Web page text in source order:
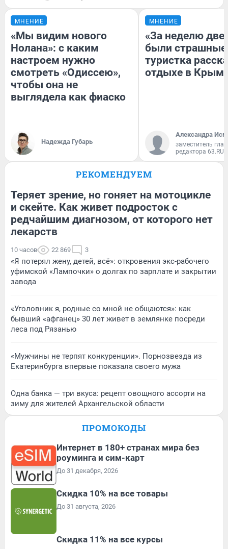
МНЕНИЕ
«Мы видим нового
Нолана»: с каким
настроем нужно
смотреть «Одиссею»,
чтобы она не
выглядела как фиаско
Надежда Губарь
МНЕНИЕ
«За неделю две
были
туристка
отдыхе в
Александра
заместитель
редактора 63.RU
РЕКОМЕНДУЕМ
Теряет зрение, но гоняет на мотоцикле
и скейте. Как живет подросток с
редчайшим диагнозом, от которого нет
лекарств
10 часов 22 869 3
«Я потерял жену, детей, всё»: откровения экс-рабочего
уфимской «Лампочки» о долгах по зарплате и закрытии
завода
«Уголовник я, родные со мной не общаются»: как
бывший «афганец» 30 лет живет в землянке посреди
леса под Рязанью
«Мужчины не терпят конкуренции». Порнозвезда из
Екатеринбурга впервые показала своего мужа
Одна банка — три вкуса: рецепт овощного ассорти на
зиму для жителей Архангельской области
ПРОМОКОДЫ
Интернет в 180+ странах мира без
роуминга и сим-карт
До 31 декабря, 2026
Скидка 10% на все товары
До 31 августа, 2026
Скидка 11% на все курсы